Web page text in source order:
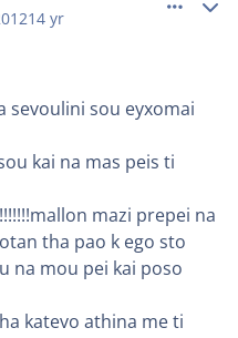
14 yr
sevoulini sou eyxomai
kai na mas peis ti
mazi prepei na
tha pao k ego sto
na mou pei kai poso
katevo athina me ti